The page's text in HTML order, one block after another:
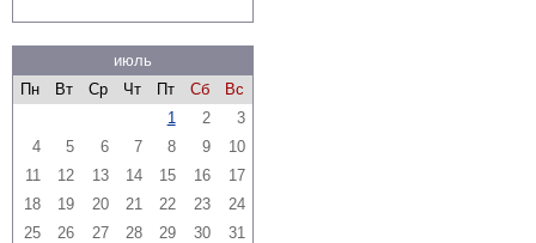
июль
Пн
Вт Ср Чт Пт Сб
Вс
1
2
3
4
5 6 7 8 9
10
11
12 13 14 15 16
17
18
19 20 21 22 23
24
25
26 27 28 29 30 31